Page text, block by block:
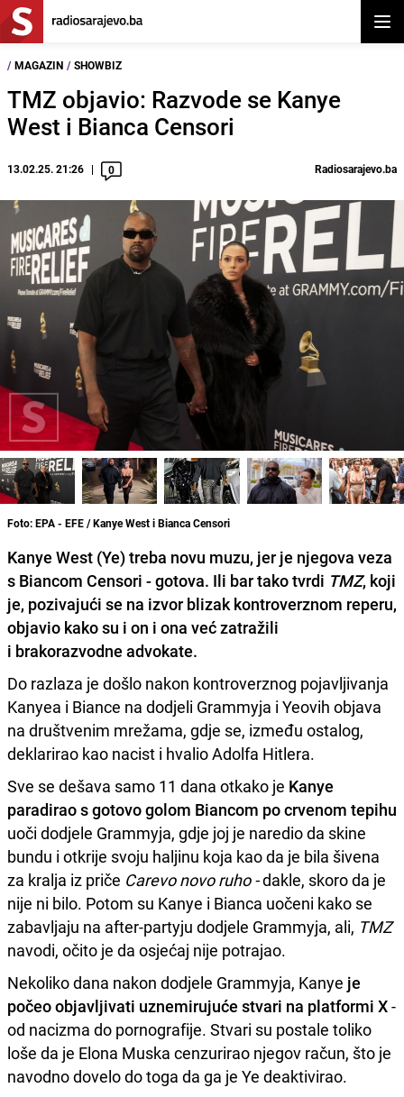
/ MAGAZIN / SHOWBIZ
TMZ objavio: Razvode se Kanye
West i Bianca Censori
13.02.25. 21:26 0 Radiosarajevo.ba
Foto: EPA - EFE / Kanye West i Bianca Censori
Kanye West (Ye) treba novu muzu, jer je njegova veza
s Biancom Censori - gotova. Ili bar tako tvrdi TMZ, koji
je, pozivajući se na izvor blizak kontroverznom reperu,
objavio kako su i on i ona već zatražili
i brakorazvodne advokate.
Do razlaza je došlo nakon kontroverznog pojavljivanja
Kanyea i Biance na dodjeli Grammyja i Yeovih objava
na društvenim mrežama, gdje se, između ostalog,
deklarirao kao nacist i hvalio Adolfa Hitlera.
Sve se dešava samo 11 dana otkako je Kanye
paradirao s gotovo golom Biancom po crvenom tepihu
uoči dodjele Grammyja, gdje joj je naredio da skine
bundu i otkrije svoju haljinu koja kao da je bila šivena
za kralja iz priče Carevo novo ruho -dakle, skoro da je
nije ni bilo. Potom su Kanye i Bianca uočeni kako se
zabavljaju na after-partyju dodjele Grammyja, ali, TMZ
navodi, očito je da osjećaj nije potrajao.
Nekoliko dana nakon dodjele Grammyja, Kanye je
počeo objavljivati uznemirujuće stvari na platformi X-
od nacizma do pornografije. Stvari su postale toliko
loše da je Elona Muska cenzurirao njegov račun, što je
navodno dovelo do toga da ga je Ye deaktivirao.